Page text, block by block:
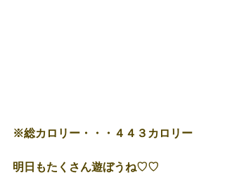
※総カロリー・・・４４３カロリー
明日もたくさん遊ぼうね♡♡